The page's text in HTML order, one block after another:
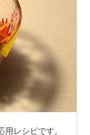
レシピです。